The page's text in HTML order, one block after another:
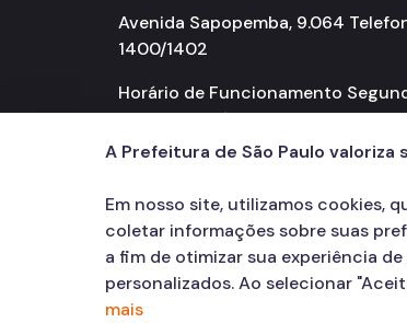
Avenida Sapopemba, 9.064
1400/1402
Horário de Funcionamento
feira 08h00 às 17h00
A Prefeitura de São Paulo valoriza
Em nosso site, utilizamos cookies,
coletar informações sobre suas
a fim de otimizar sua experiência
personalizados. Ao selecionar
mais